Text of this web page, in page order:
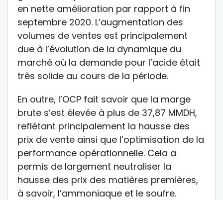
en nette amélioration par rapport à fin
septembre 2020. L’augmentation des
volumes de ventes est principalement
due à l’évolution de la dynamique du
marché où la demande pour l’acide était
très solide au cours de la période.
En outre, l’OCP fait savoir que la marge
brute s’est élevée à plus de 37,87 MMDH,
reflétant principalement la hausse des
prix de vente ainsi que l’optimisation de la
performance opérationnelle. Cela a
permis de largement neutraliser la
hausse des prix des matières premières,
à savoir, l’ammoniaque et le soufre.